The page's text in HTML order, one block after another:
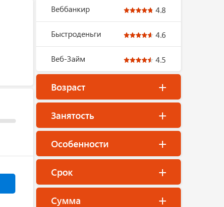
Веббанкир 4.8
Быстроденьги 4.6
Веб-Займ 4.5
Возраст
Занятость
Особенности
Срок
Сумма